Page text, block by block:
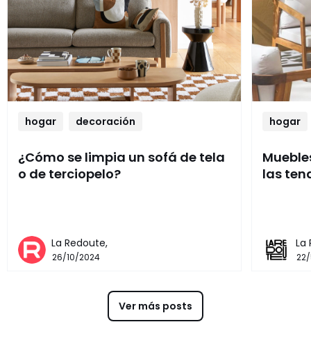
hogar decoración
¿Cómo se limpia un sofá de tela
o de terciopelo?
La Redoute,
26/10/2024
hogar
las
La
Ver más posts